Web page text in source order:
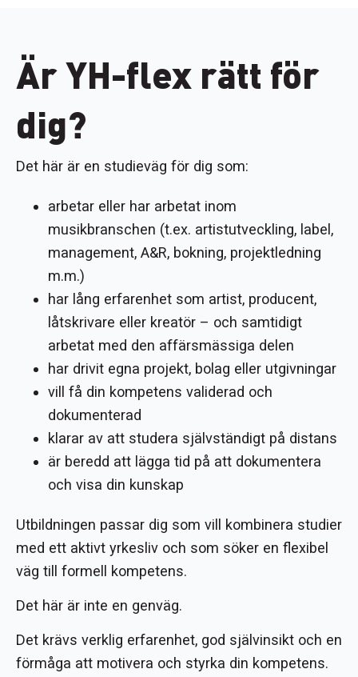
Är YH-flex rätt för
dig?
Det här är en studieväg för dig som:
arbetar eller har arbetat inom
musikbranschen (t.ex. artistutveckling, label,
management, A&R, bokning, projektledning
m.m.)
har lång erfarenhet som artist, producent,
låtskrivare eller kreatör – och samtidigt
arbetat med den affärsmässiga delen
har drivit egna projekt, bolag eller utgivningar
vill få din kompetens validerad och
dokumenterad
klarar av att studera självständigt på distans
är beredd att lägga tid på att dokumentera
och visa din kunskap
Utbildningen passar dig som vill kombinera studier
med ett aktivt yrkesliv och som söker en flexibel
väg till formell kompetens.
Det här är inte en genväg.
Det krävs verklig erfarenhet, god självinsikt och en
förmåga att motivera och styrka din kompetens.